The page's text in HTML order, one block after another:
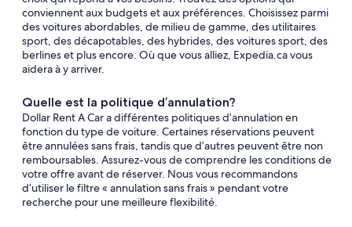
conviennent aux budgets et aux préférences. Choisissez parmi
des voitures abordables, de milieu de gamme, des utilitaires
sport, des décapotables, des hybrides, des voitures sport, des
berlines et plus encore. Où que vous alliez, Expedia.ca vous
aidera à y arriver.
Quelle est la politique d’annulation?
Dollar Rent A Car a différentes politiques d’annulation en
fonction du type de voiture. Certaines réservations peuvent
être annulées sans frais, tandis que d’autres peuvent être non
remboursables. Assurez-vous de comprendre les conditions de
votre offre avant de réserver. Nous vous recommandons
d’utiliser le filtre « annulation sans frais » pendant votre
recherche pour une meilleure flexibilité.